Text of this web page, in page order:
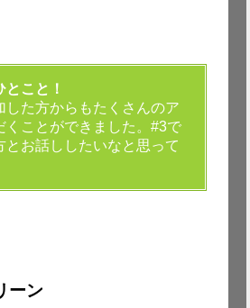
とこと！
した方からもたくさんのア
くことができました。#3で
とお話ししたいなと思って
ーン